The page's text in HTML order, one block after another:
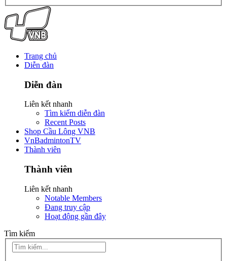
Trang chủ
Diễn đàn
Diễn đàn
Liên kết nhanh
Tìm kiếm diễn đàn
Recent Posts
Shop Cầu Lông VNB
VnBadmintonTV
Thành viên
Thành viên
Liên kết nhanh
Notable Members
Đang truy cập
Hoạt động gần đây
Tìm kiếm